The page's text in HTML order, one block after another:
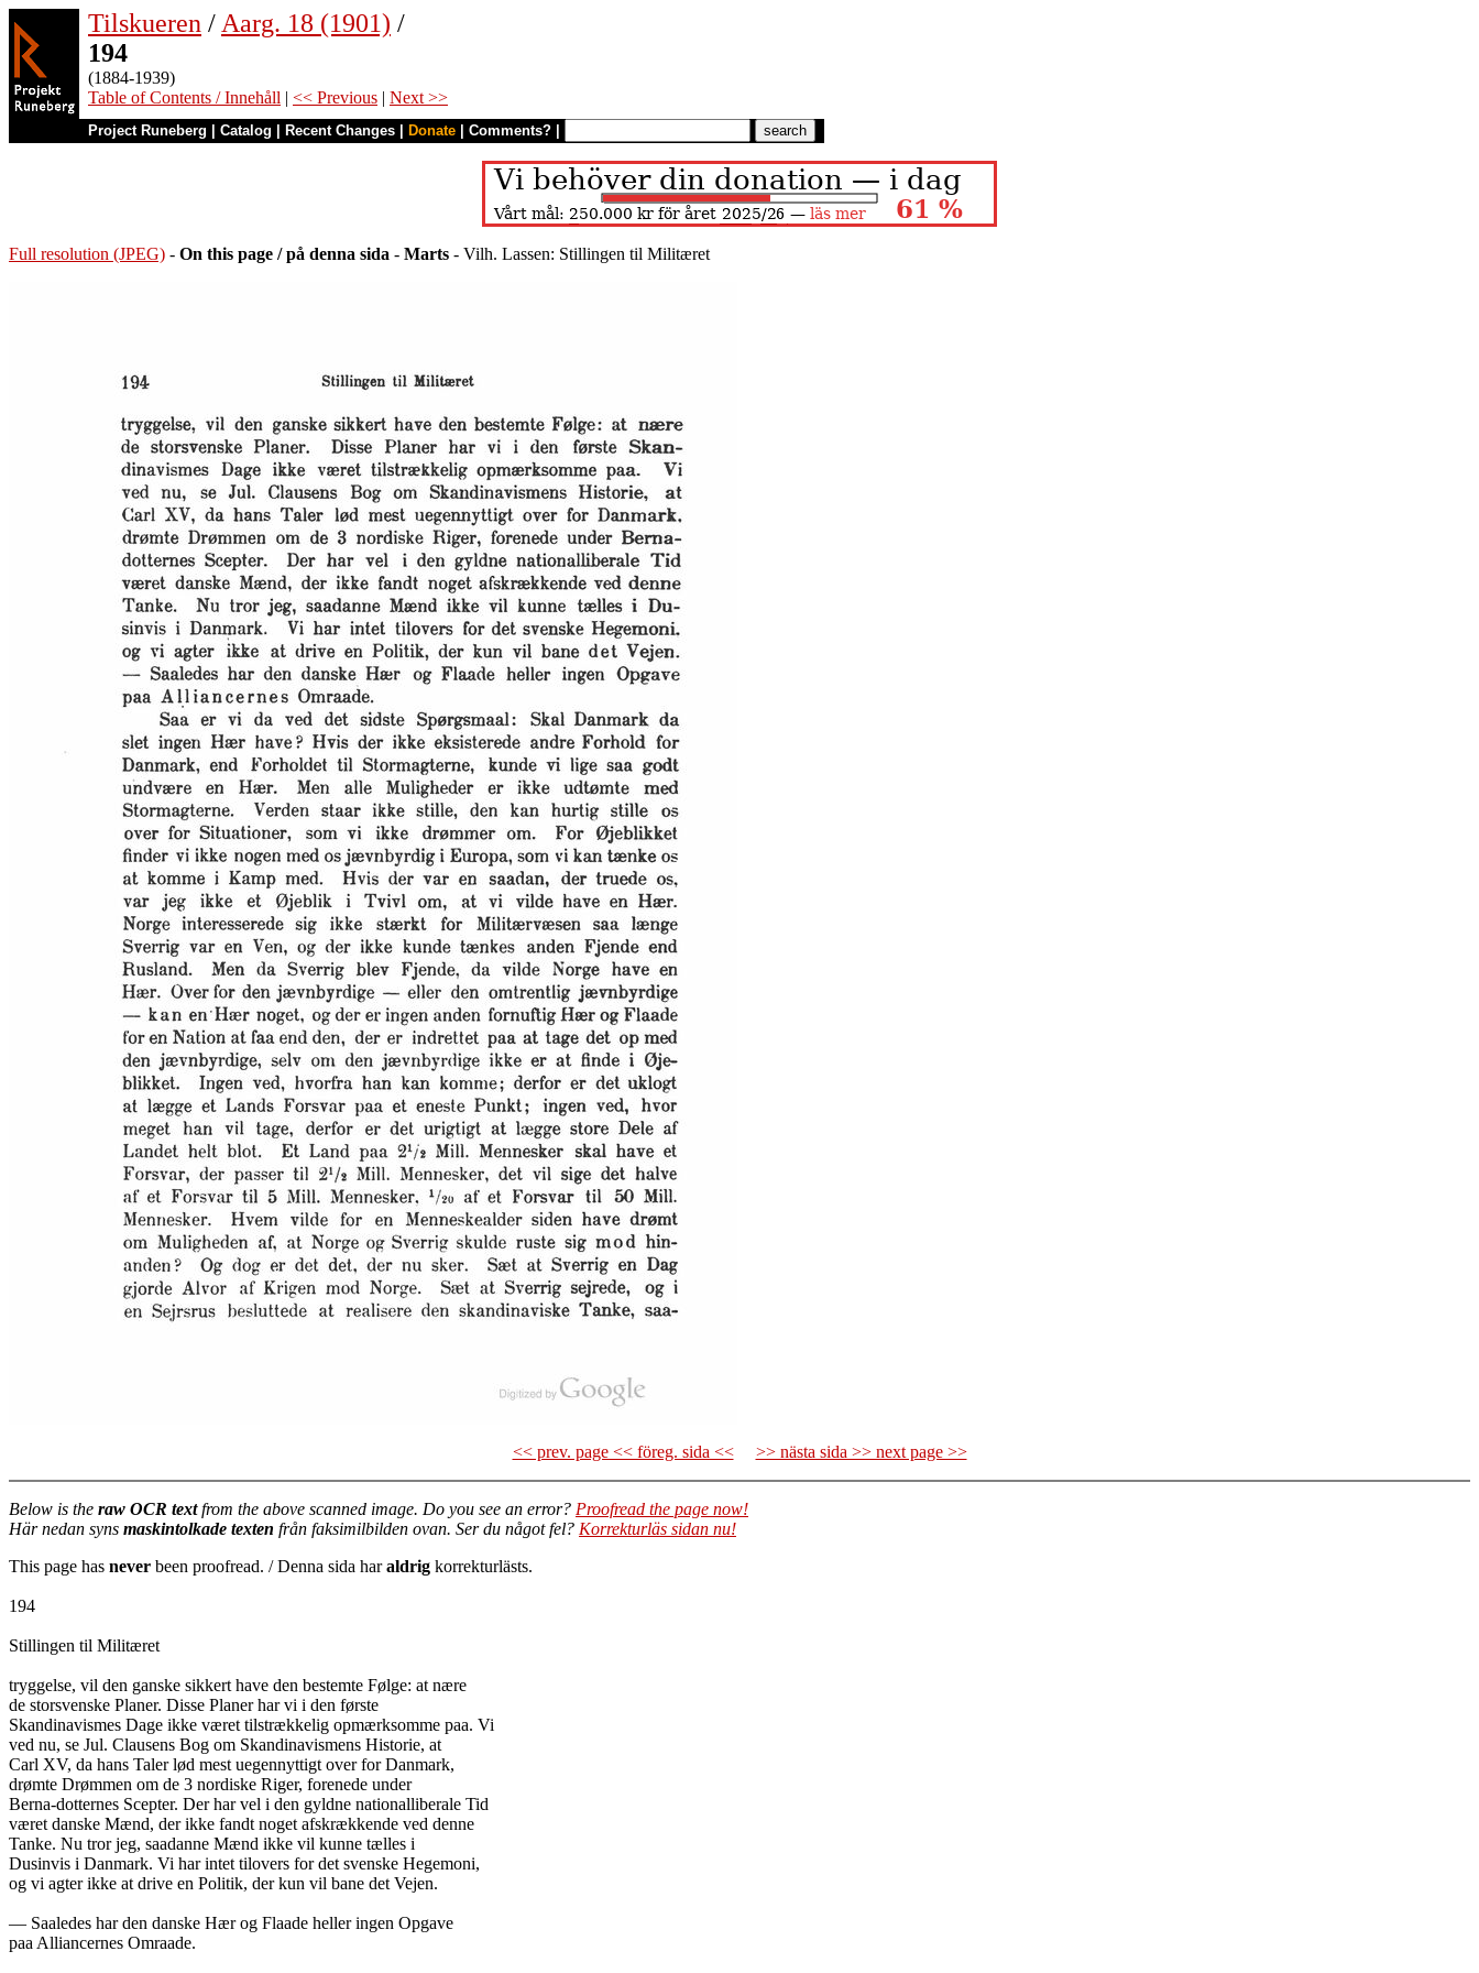
Tilskueren / Aarg. 18 (1901) /
194
(1884-1939)
Table of Contents / Innehåll | << Previous | Next >>
Project Runeberg Catalog Recent Changes Donate Comments?
Full resolution (JPEG) - On this page / på denna sida - Marts - Vilh. Lassen: Stillingen til Militæret
<< prev. page << föreg. sida << >> nästa sida >> next page >>
Below is the raw OCR textfrom the above scanned image. Do you see an error? Proofread the page now!
Här nedan syns maskintolkade texten från faksimilbilden ovan. Ser du något fel? Korrekturläs sidan nu!
This page has never been proofread. / Denna sida haraldrig korrekturlästs.
194
Stillingen til Militæret
tryggelse, vil den ganske sikkert have den bestemte Følge: at nære
de storsvenske Planer. Disse Planer har vi i den første
Skandinavismes Dage ikke været tilstrækkelig opmærksomme paa. Vi
ved nu, se Jul. Clausens Bog om Skandinavismens Historie, at
Carl XV, da hans Taler lød mest uegennyttigt over for Danmark,
drømte Drømmen om de 3 nordiske Riger, forenede under
Berna-dotternes Scepter. Der har vel i den gyldne nationalliberale Tid
været danske Mænd, der ikke fandt noget afskrækkende ved denne
Tanke. Nu tror jeg, saadanne Mænd ikke vil kunne tælles i
Dusinvis i Danmark. Vi har intet tilovers for det svenske Hegemoni,
og vi agter ikke at drive en Politik, der kun vil bane det Vejen.
— Saaledes har den danske Hær og Flaade heller ingen Opgave
paa Alliancernes Omraade.